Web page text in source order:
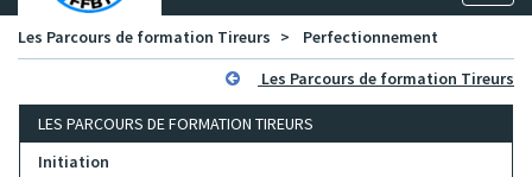
Les Parcours de formation Tireurs
Perfectionnement
Les Parcours de formation Tireurs
LES PARCOURS DE FORMATION TIREURS
Initiation